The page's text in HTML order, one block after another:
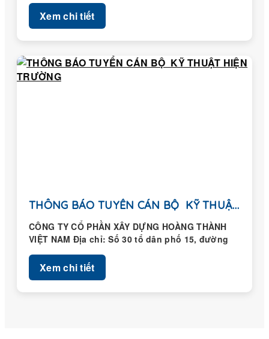
Xem chi tiết
THÔNG BÁO TUYỂN CÁN BỘ KỸ THUẬT HIỆN...
CÔNG TY CỔ PHẦN XÂY DỰNG HOÀNG THÀNH
VIỆT NAM Địa chỉ: Số 30 tổ dân phố 15, đường
Xem chi tiết